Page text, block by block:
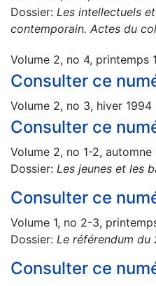
Dossier: Les intellectuels
contemporain. Actes du
Volume 2, no 4, printemps
Consulter ce
Volume 2, no 3, hiver 1994
Consulter ce
Volume 2, no 1-2, automne
Dossier: Les jeunes et les
Consulter ce
Volume 1, no 2-3,
Dossier: Le référendum
Consulter ce